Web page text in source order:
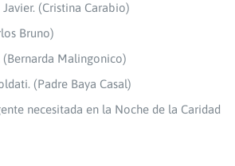
(Cristina Carabio)
Bruno)
Malingonico)
(Padre Baya Casal)
necesitada en la Noche de la Caridad